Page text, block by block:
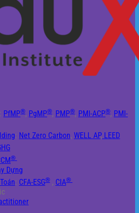
: PfMP®, PgMP®, PMP®, PMI-ACP®, PMI-
: Net Zero Carbon, WELL AP, LEED
®
Dựng
: CFA-ESG® , CIA®